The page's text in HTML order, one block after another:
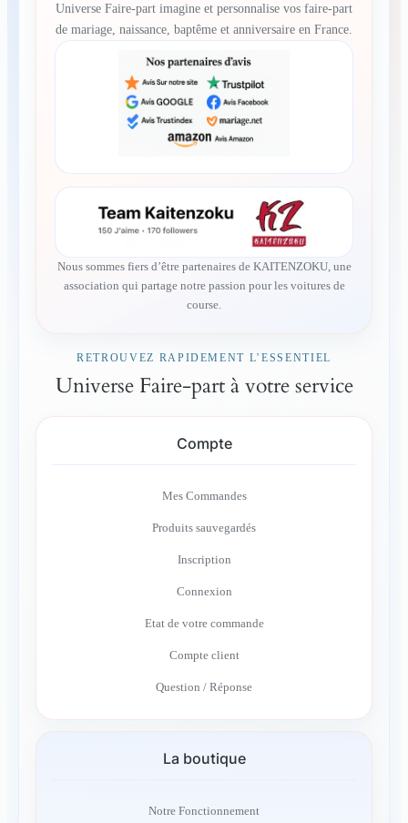
Universe Faire-part imagine et personnalise vos faire-part
de mariage, naissance, baptême et anniversaire en France.
Nous sommes fiers d’être partenaires de KAITENZOKU, une
association qui partage notre passion pour les voitures de
course.
RETROUVEZ RAPIDEMENT L’ESSENTIEL
Universe Faire-part à votre service
Compte
Mes Commandes
Produits sauvegardés
Inscription
Connexion
Etat de votre commande
Compte client
Question / Réponse
La boutique
Notre Fonctionnement